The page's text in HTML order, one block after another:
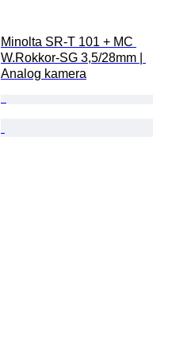
Minolta SR-T 101 + MC
W.Rokkor-SG 3,5/28mm |
Analog kamera